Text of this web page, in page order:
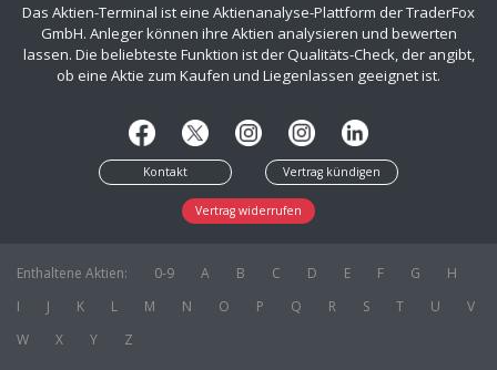
Das Aktien-Terminal ist eine Aktienanalyse-Plattform der TraderFox
GmbH. Anleger können ihre Aktien analysieren und bewerten
lassen. Die beliebteste Funktion ist der Qualitäts-Check, der angibt,
ob eine Aktie zum Kaufen und Liegenlassen geeignet ist.
Kontakt Vertrag kündigen
Vertrag widerrufen
Enthaltene Aktien: 0-9 A B C D E F G
H
I
J K L M N O P Q R S T U
V
W
X Y Z